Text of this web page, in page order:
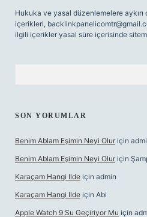
Hukuka ve yasal düzenlemelere
içerikleri,
ilgili içerikler yasal süre içerisinde
SON YORUMLAR
Benim Ablam Eşimin Neyi Olur için
Benim Ablam Eşimin Neyi Olur için
Karaçam Hangi Ilde için admin
Karaçam Hangi Ilde için Abi
Apple Watch 9 Su Geçiriyor Mu için